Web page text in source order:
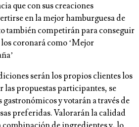
que con sus creaciones
en la mejor hamburguesa de
también competirán para conseguir
coronará como ‘Mejor
serán los propios clientes los
las propuestas participantes, se
y votarán a través de
preferidas. Valorarán la calidad